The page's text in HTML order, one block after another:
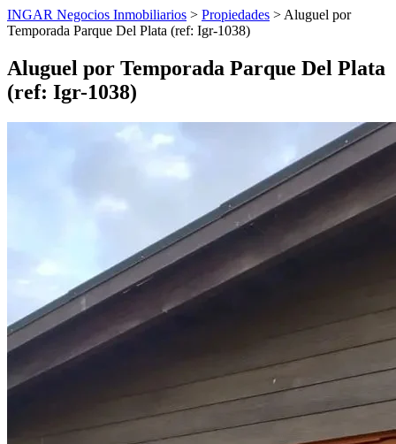
INGAR Negocios Inmobiliarios > Propiedades > Aluguel por
Temporada Parque Del Plata (ref: Igr-1038)
Aluguel por Temporada Parque Del Plata
(ref: Igr-1038)